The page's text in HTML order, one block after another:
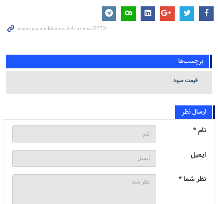
برچسب‌ها
قیمت میوه
ارسال نظر
نام *
ایمیل
نظر شما *